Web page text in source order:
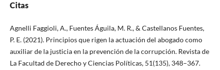
Citas
Agnelli Faggioli, A., Fuentes Águila, M. R., & Castellanos Fuentes,
P. E. (2021). Principios que rigen la actuación del abogado como
auxiliar de la justicia en la prevención de la corrupción. Revista de
La Facultad de Derecho y Ciencias Políticas, 51(135), 348–367.